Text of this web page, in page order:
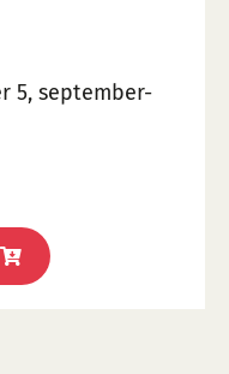
5, september-